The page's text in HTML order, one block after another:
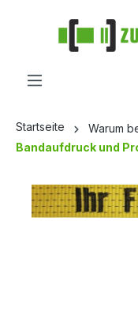
springen
Startseite
Warum
Bandaufdruck und